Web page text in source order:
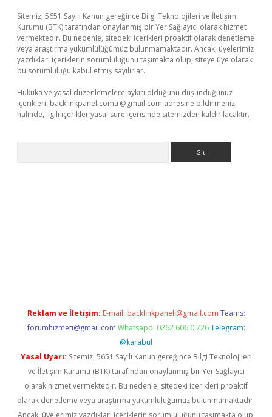
Sitemiz, 5651 Sayılı Kanun gereğince Bilgi Teknolojileri ve İletişim
Kurumu (BTK) tarafından onaylanmış bir Yer Sağlayıcı olarak hizmet
vermektedir. Bu nedenle, sitedeki içerikleri proaktif olarak denetleme
veya araştırma yükümlülüğümüz bulunmamaktadır. Ancak, üyelerimiz
yazdıkları içeriklerin sorumluluğunu taşımakta olup, siteye üye olarak
bu sorumluluğu kabul etmiş sayılırlar.
Hukuka ve yasal düzenlemelere aykırı olduğunu düşündüğünüz
içerikleri, backlinkpanelicomtr@gmail.com adresine bildirmeniz
halinde, ilgili içerikler yasal süre içerisinde sitemizden kaldırılacaktır.
Reklam ve İletişim: E-mail: backlinkpaneli@gmail.com Teams:
forumhizmeti@gmail.com Whatsapp: 0262 606 0 726 Telegram:
@karabul
Yasal Uyarı: Sitemiz, 5651 Sayılı Kanun gereğince Bilgi Teknolojileri
ve İletişim Kurumu (BTK) tarafından onaylanmış bir Yer Sağlayıcı
olarak hizmet vermektedir. Bu nedenle, sitedeki içerikleri proaktif
olarak denetleme veya araştırma yükümlülüğümüz bulunmamaktadır.
Ancak, üyelerimiz yazdıkları içeriklerin sorumluluğunu taşımakta olup,